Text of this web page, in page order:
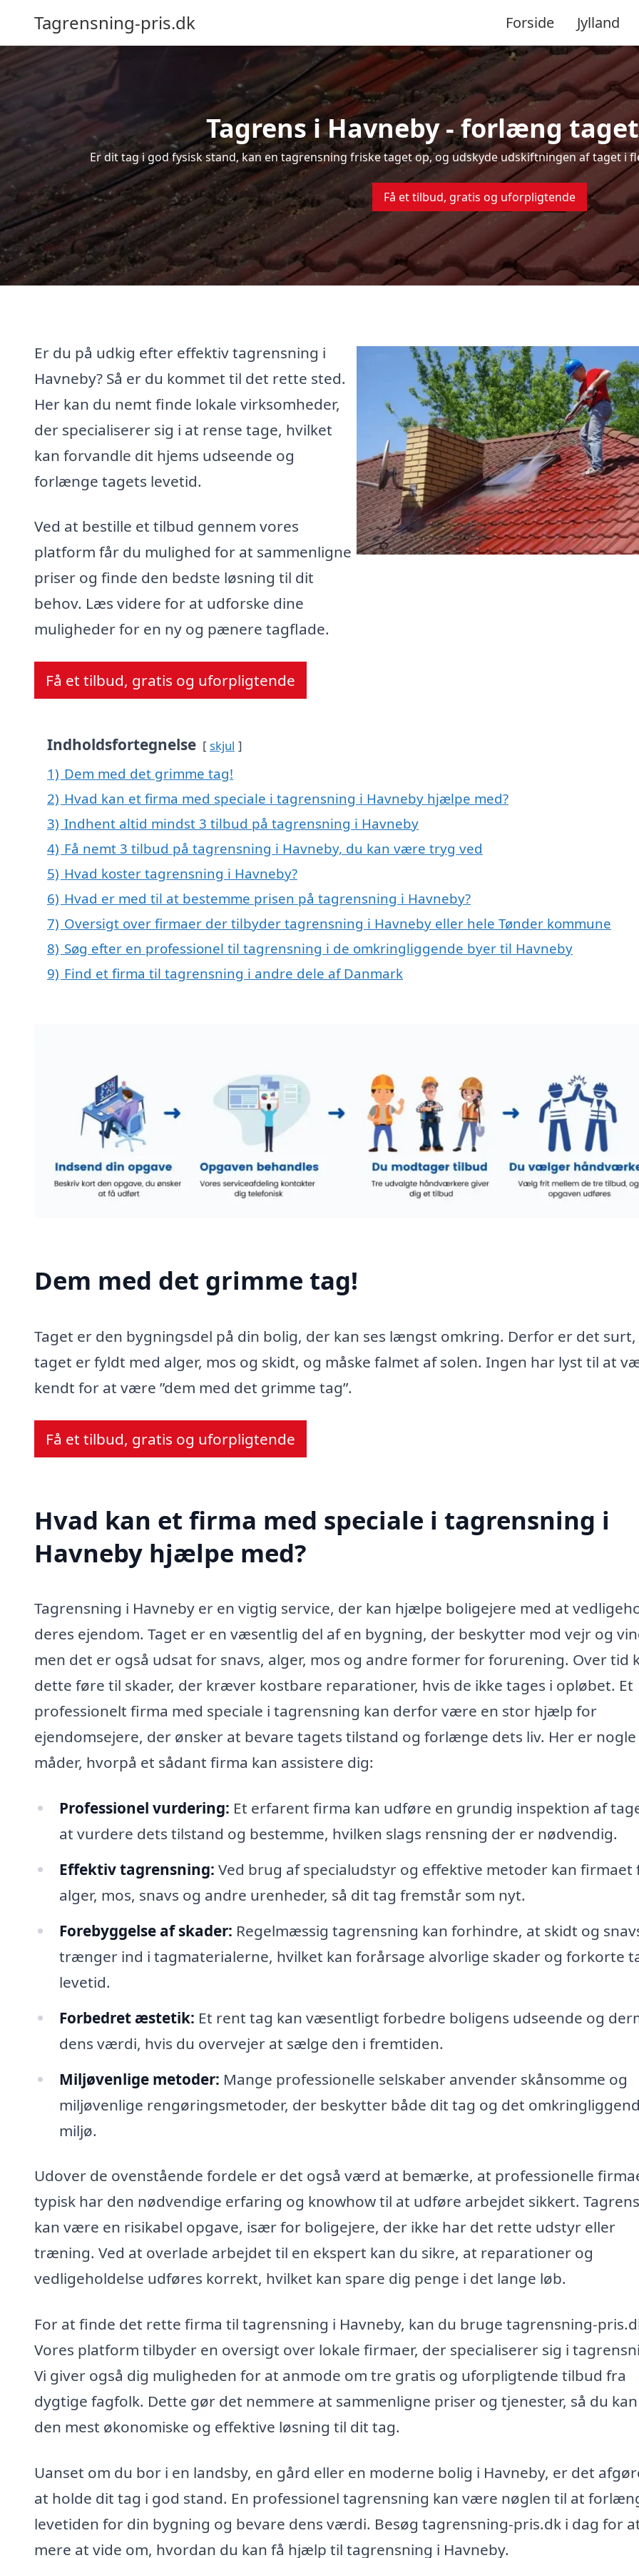
Tagrensning-pris.dk Forside Jylland
Tagrens i Havneby - forlæng
Er dit tag i god fysisk stand, kan en tagrensning friske taget op, og udskyde udskiftningen af taget i
Få et tilbud, gratis og uforpligtende
Er du på udkig efter effektiv tagrensning i
Havneby? Så er du kommet til det rette sted.
Her kan du nemt finde lokale virksomheder,
der specialiserer sig i at rense tage, hvilket
kan forvandle dit hjems udseende og
forlænge tagets levetid.
Ved at bestille et tilbud gennem vores
platform får du mulighed for at sammenligne
priser og finde den bedste løsning til dit
behov. Læs videre for at udforske dine
muligheder for en ny og pænere tagflade.
Få et tilbud, gratis og uforpligtende
Indholdsfortegnelse skjul
1) Dem med det grimme tag!
2) Hvad kan et firma med speciale i tagrensning i Havneby hjælpe med?
3) Indhent altid mindst 3 tilbud på tagrensning i Havneby
4) Få nemt 3 tilbud på tagrensning i Havneby, du kan være tryg ved
5) Hvad koster tagrensning i Havneby?
6) Hvad er med til at bestemme prisen på tagrensning i Havneby?
7) Oversigt over firmaer der tilbyder tagrensning i Havneby eller hele Tønder kommune
8) Søg efter en professionel til tagrensning i de omkringliggende byer til Havneby
9) Find et firma til tagrensning i andre dele af Danmark
Dem med det grimme tag!
Taget er den bygningsdel på din bolig, der kan ses længst omkring. Derfor er det
taget er fyldt med alger, mos og skidt, og måske falmet af solen. Ingen har lyst til at
kendt for at være ”dem med det grimme tag”.
Få et tilbud, gratis og uforpligtende
Hvad kan et firma med speciale i tagrensning i
Havneby hjælpe med?
Tagrensning i Havneby er en vigtig service, der kan hjælpe boligejere med at
deres ejendom. Taget er en væsentlig del af en bygning, der beskytter mod vejr og
men det er også udsat for snavs, alger, mos og andre former for forurening. Over tid
dette føre til skader, der kræver kostbare reparationer, hvis de ikke tages i opløbet. Et
professionelt firma med speciale i tagrensning kan derfor være en stor hjælp for
ejendomsejere, der ønsker at bevare tagets tilstand og forlænge dets liv. Her er nogle
måder, hvorpå et sådant firma kan assistere dig:
Professionel vurdering: Et erfarent firma kan udføre en grundig inspektion af
at vurdere dets tilstand og bestemme, hvilken slags rensning der er nødvendig.
Effektiv tagrensning: Ved brug af specialudstyr og effektive metoder kan firmaet
alger, mos, snavs og andre urenheder, så dit tag fremstår som nyt.
Forebyggelse af skader: Regelmæssig tagrensning kan forhindre, at skidt og
trænger ind i tagmaterialerne, hvilket kan forårsage alvorlige skader og forkorte
levetid.
Forbedret æstetik: Et rent tag kan væsentligt forbedre boligens udseende og
dens værdi, hvis du overvejer at sælge den i fremtiden.
Miljøvenlige metoder: Mange professionelle selskaber anvender skånsomme og
miljøvenlige rengøringsmetoder, der beskytter både dit tag og det
miljø.
Udover de ovenstående fordele er det også værd at bemærke, at professionelle
typisk har den nødvendige erfaring og knowhow til at udføre arbejdet sikkert.
kan være en risikabel opgave, især for boligejere, der ikke har det rette udstyr eller
træning. Ved at overlade arbejdet til en ekspert kan du sikre, at reparationer og
vedligeholdelse udføres korrekt, hvilket kan spare dig penge i det lange løb.
For at finde det rette firma til tagrensning i Havneby, kan du bruge tagrensning-
Vores platform tilbyder en oversigt over lokale firmaer, der specialiserer sig i
Vi giver også dig muligheden for at anmode om tre gratis og uforpligtende tilbud fra
dygtige fagfolk. Dette gør det nemmere at sammenligne priser og tjenester, så du
den mest økonomiske og effektive løsning til dit tag.
Uanset om du bor i en landsby, en gård eller en moderne bolig i Havneby, er det
at holde dit tag i god stand. En professionel tagrensning kan være nøglen til at
levetiden for din bygning og bevare dens værdi. Besøg tagrensning-pris.dk i dag for
mere at vide om, hvordan du kan få hjælp til tagrensning i Havneby.